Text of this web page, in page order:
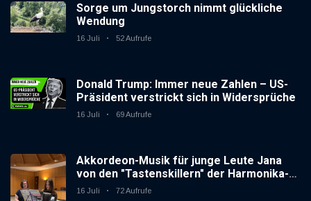
Sorge um Jungstorch nimmt glückliche
Wendung
16 Juli 52 Aufrufe
Donald Trump: Immer neue Zahlen – US-
Präsident verstrickt sich in Widersprüche
16 Juli 69 Aufrufe
Akkordeon-Musik für junge Leute Jana
von den "Tastenskillern" der Harmonika-
Vereinigung Gaggenau zeigt, wie "jung"
16 Juli 72 Aufrufe